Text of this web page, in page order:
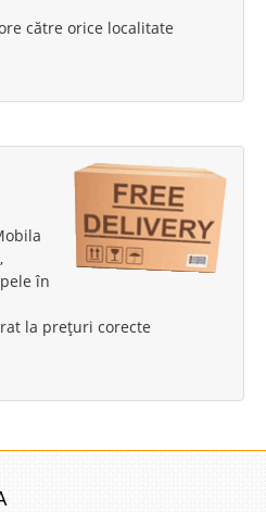
către orice localitate
în
la prețuri corecte